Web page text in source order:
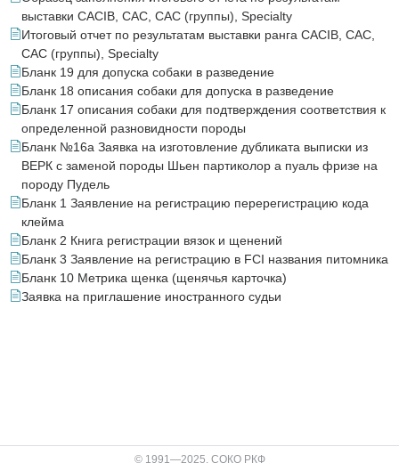
выставки CACIB, САС, CAC (группы), Specialty
Итоговый отчет по результатам выставки ранга CACIB, CAC,
CAC (группы), Specialty
Бланк 19 для допуска собаки в разведение
Бланк 18 описания собаки для допуска в разведение
Бланк 17 описания собаки для подтверждения соответствия к
определенной разновидности породы
Бланк №16а Заявка на изготовление дубликата выписки из
ВЕРК с заменой породы Шьен партиколор а пуаль фризе на
породу Пудель
Бланк 1 Заявление на регистрацию перерегистрацию кода
клейма
Бланк 2 Книга регистрации вязок и щенений
Бланк 3 Заявление на регистрацию в FCI названия питомника
Бланк 10 Метрика щенка (щенячья карточка)
Заявка на приглашение иностранного судьи
© 1991—2025. СОКО РКФ